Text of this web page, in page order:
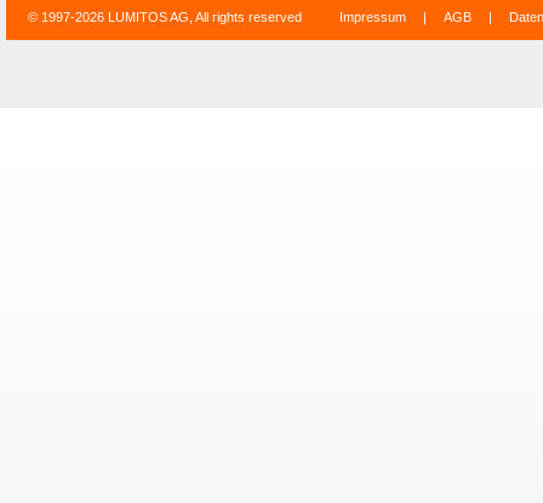
© 1997-2026 LUMITOS AG, All rights reserved Impressum | AGB |